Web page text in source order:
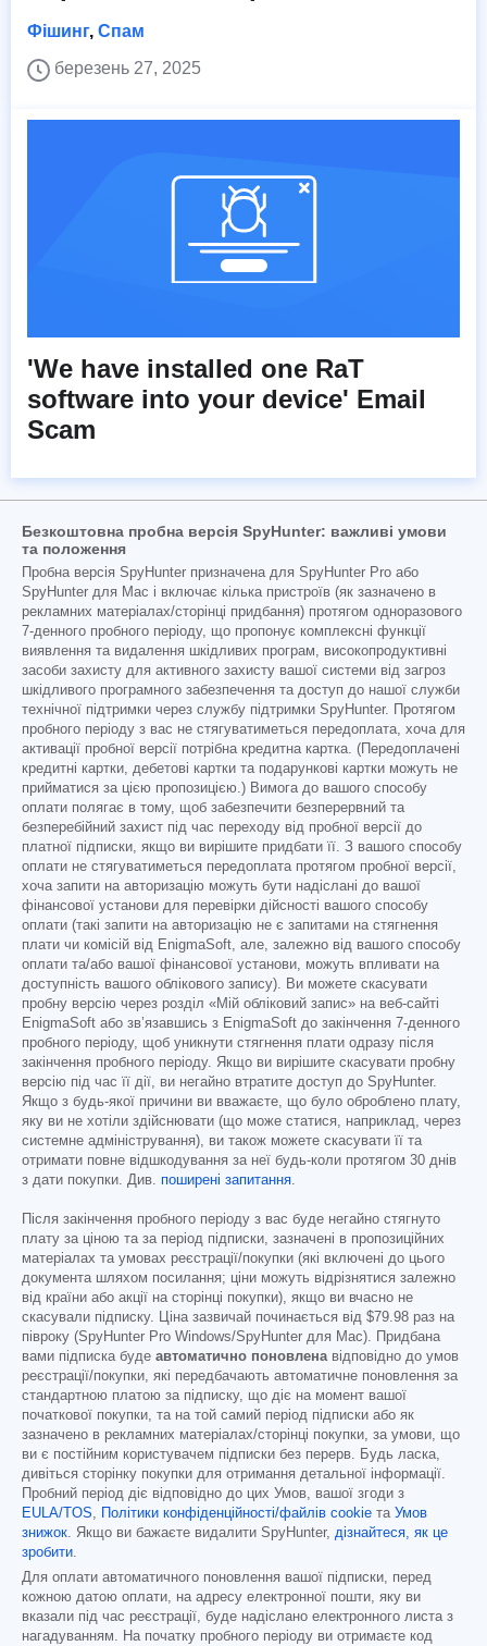
Фішинг, Спам
березень 27, 2025
'We have installed one RaT
software into your device' Email
Scam
Безкоштовна пробна версія SpyHunter: важливі умови
та положення
Пробна версія SpyHunter призначена для SpyHunter Pro або
SpyHunter для Mac і включає кілька пристроїв (як зазначено в
рекламних матеріалах/сторінці придбання) протягом одноразового
7-денного пробного періоду, що пропонує комплексні функції
виявлення та видалення шкідливих програм, високопродуктивні
засоби захисту для активного захисту вашої системи від загроз
шкідливого програмного забезпечення та доступ до нашої служби
технічної підтримки через службу підтримки SpyHunter. Протягом
пробного періоду з вас не стягуватиметься передоплата, хоча для
активації пробної версії потрібна кредитна картка. (Передоплачені
кредитні картки, дебетові картки та подарункові картки можуть не
прийматися за цією пропозицією.) Вимога до вашого способу
оплати полягає в тому, щоб забезпечити безперервний та
безперебійний захист під час переходу від пробної версії до
платної підписки, якщо ви вирішите придбати її. З вашого способу
оплати не стягуватиметься передоплата протягом пробної версії,
хоча запити на авторизацію можуть бути надіслані до вашої
фінансової установи для перевірки дійсності вашого способу
оплати (такі запити на авторизацію не є запитами на стягнення
плати чи комісій від EnigmaSoft, але, залежно від вашого способу
оплати та/або вашої фінансової установи, можуть впливати на
доступність вашого облікового запису). Ви можете скасувати
пробну версію через розділ «Мій обліковий запис» на веб-сайті
EnigmaSoft або зв’язавшись з EnigmaSoft до закінчення 7-денного
пробного періоду, щоб уникнути стягнення плати одразу після
закінчення пробного періоду. Якщо ви вирішите скасувати пробну
версію під час її дії, ви негайно втратите доступ до SpyHunter.
Якщо з будь-якої причини ви вважаєте, що було оброблено плату,
яку ви не хотіли здійснювати (що може статися, наприклад, через
системне адміністрування), ви також можете скасувати її та
отримати повне відшкодування за неї будь-коли протягом 30 днів
з дати покупки. Див. поширені запитання.
Після закінчення пробного періоду з вас буде негайно стягнуто
плату за ціною та за період підписки, зазначені в пропозиційних
матеріалах та умовах реєстрації/покупки (які включені до цього
документа шляхом посилання; ціни можуть відрізнятися залежно
від країни або акції на сторінці покупки), якщо ви вчасно не
скасували підписку. Ціна зазвичай починається від $79.98 раз на
півроку (SpyHunter Pro Windows/SpyHunter для Mac). Придбана
вами підписка буде автоматично поновленавідповідно до умов
реєстрації/покупки, які передбачають автоматичне поновлення за
стандартною платою за підписку, що діє на момент вашої
початкової покупки, та на той самий період підписки або як
зазначено в рекламних матеріалах/сторінці покупки, за умови, що
ви є постійним користувачем підписки без перерв. Будь ласка,
дивіться сторінку покупки для отримання детальної інформації.
Пробний період діє відповідно до цих Умов, вашої згоди з
EULA/TOS, Політики конфіденційності/файлів cookie та Умов
знижок. Якщо ви бажаєте видалити SpyHunter, дізнайтеся, як це
зробити.
Для оплати автоматичного поновлення вашої підписки, перед
кожною датою оплати, на адресу електронної пошти, яку ви
вказали під час реєстрації, буде надіслано електронного листа з
нагадуванням. На початку пробного періоду ви отримаєте код